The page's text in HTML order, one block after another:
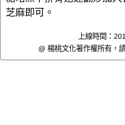
芝麻即可。
上線時間：
@ 楊桃文化著作權所有，